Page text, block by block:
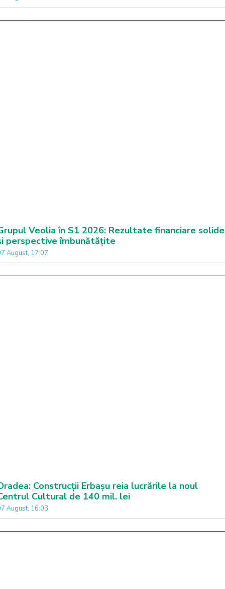
Veolia în S1 2026: Rezultate financiare solide
perspective îmbunătățite
August, 17:07
Construcții Erbașu reia lucrările la noul
Cultural de 140 mil. lei
August, 16:03